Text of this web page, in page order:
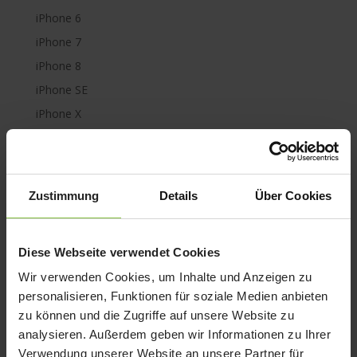
Zustimmung Details Über Cookies
Diese Webseite verwendet Cookies
Wir verwenden Cookies, um Inhalte und Anzeigen zu
personalisieren, Funktionen für soziale Medien anbieten
zu können und die Zugriffe auf unsere Website zu
analysieren. Außerdem geben wir Informationen zu Ihrer
Verwendung unserer Website an unsere Partner für
iPhone 6
iPhone 7
iPhone 8
iPhone SE
iPhone X
LaCie Rugged
Lightning
Mac mini
Mac Pro
Mac Studio